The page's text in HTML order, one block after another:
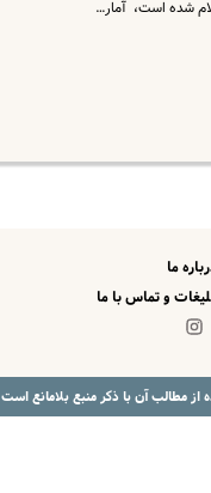
ما
و تماس با ما
از مطالب آن با ذکر منبع بلامانع است